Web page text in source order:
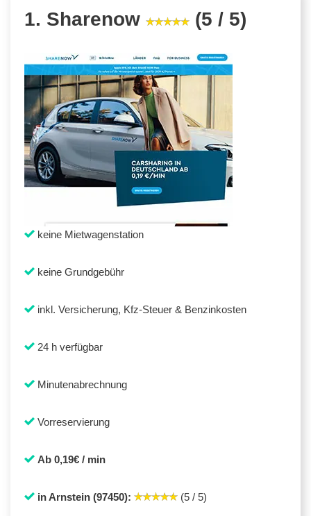
1. Sharenow (5 / 5)
keine Mietwagenstation
keine Grundgebühr
inkl. Versicherung, Kfz-Steuer & Benzinkosten
24 h verfügbar
Minutenabrechnung
Vorreservierung
Ab 0,19€ / min
in Arnstein (97450): (5 / 5)